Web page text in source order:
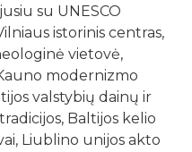
su UNESCO
istorinis centras,
vietovė,
modernizmo
valstybių dainų ir
Baltijos kelio
Liublino unijos akto